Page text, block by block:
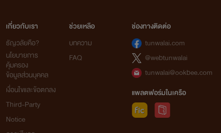
เกี่ยวกับเรา
ธัญวลัยคือ?
นโยบายการ
คุ้มครอง
ข้อมูลส่วนบุคคล
เงื่อนไขและข้อตกลง
Third-Party
Notice
ช่วยเหลือ
บทความ
FAQ
ช่องทางติดต่อ
tunwalai.com
@webtunwalai
tunwalai@ookbee.com
แพลตฟอร์มในเครือ